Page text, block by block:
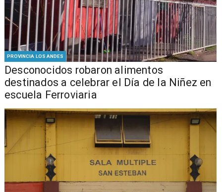
PROVINCIA LOS ANDES
Desconocidos robaron alimentos
destinados a celebrar el Día de la Niñez en
escuela Ferroviaria